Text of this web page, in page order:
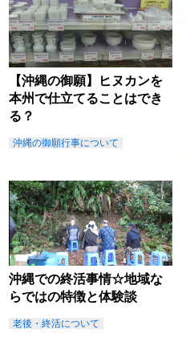
【沖縄の御願】ヒヌカンを
本州で仕立てることはでき
る？
沖縄の御願行事について
沖縄での終活事情☆地域な
らではの特徴と体験談
老後・終活について